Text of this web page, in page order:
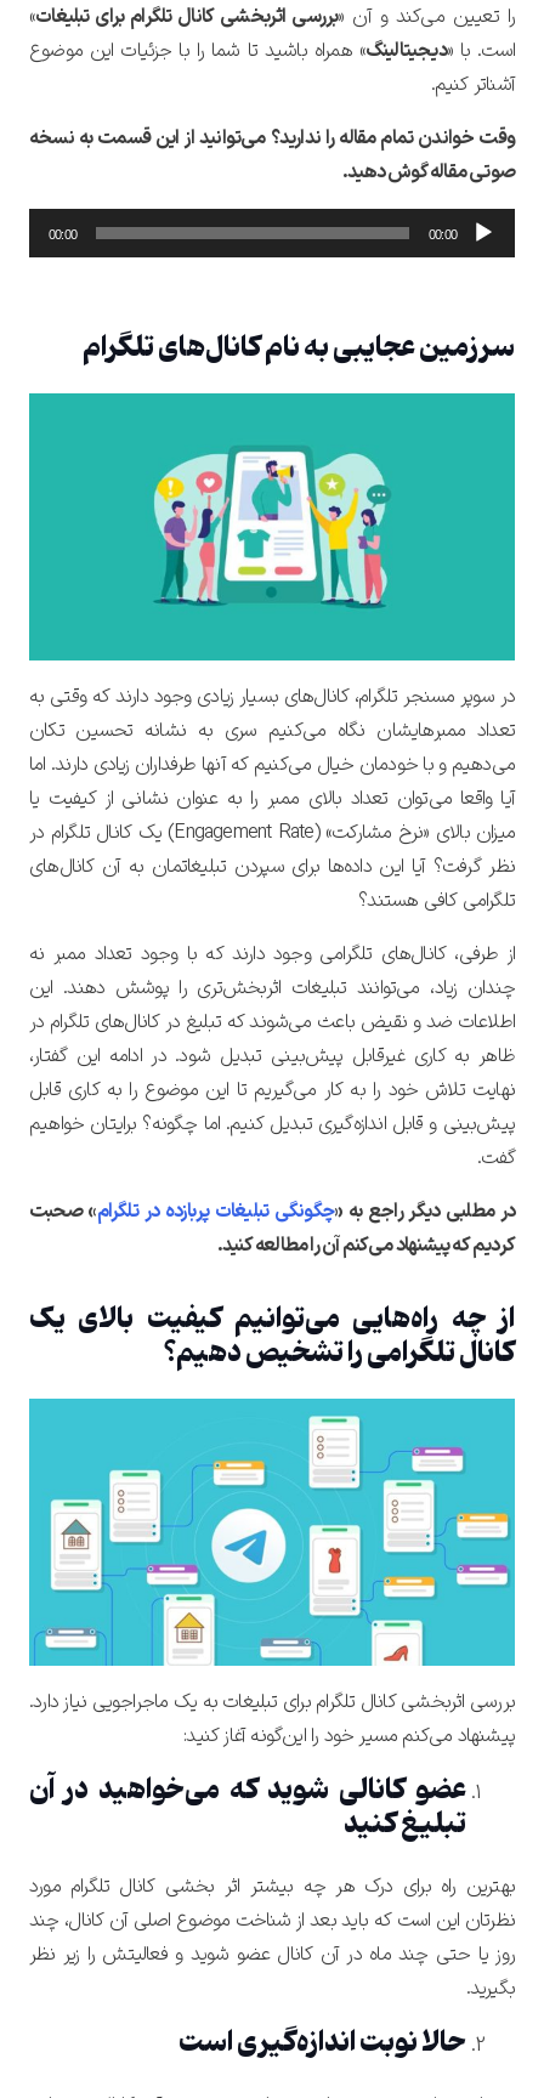
را تعیین می‌کند و آن «بررسی اثربخشی کانال تلگرام برای تبلیغات»
است. با «دیجیتالینگ» همراه باشید تا شما را با جزئیات این موضوع
آشناتر کنیم.
وقت خواندن تمام مقاله را ندارید؟ می‌توانید از این قسمت به نسخه
صوتی مقاله گوش دهید.
پخش‌کننده
صوت
00:00
00:00
سرزمین عجایبی به نام کانال‌های تلگرام
در سوپر مسنجر تلگرام، کانال‌های بسیار زیادی وجود دارند که وقتی به
تعداد ممبرهایشان نگاه می‌کنیم سری به نشانه تحسین تکان
می‌دهیم و با خودمان خیال می‌کنیم که آنها طرفداران زیادی دارند. اما
آیا واقعا می‌توان تعداد بالای ممبر را به عنوان نشانی از کیفیت یا
میزان بالای «نرخ مشارکت» (Engagement Rate) یک کانال تلگرام در
نظر گرفت؟ آیا این داده‌ها برای سپردن تبلیغاتمان به آن کانال‌های
تلگرامی کافی هستند؟
از طرفی، کانال‌های تلگرامی وجود دارند که با وجود تعداد ممبر نه
چندان زیاد، می‌توانند تبلیغات اثربخش‌تری را پوشش دهند. این
اطلاعات ضد و نقیض باعث می‌شوند که تبلیغ در کانال‌های تلگرام در
ظاهر به کاری غیرقابل پیش‌بینی تبدیل شود. در ادامه این گفتار،
نهایت تلاش خود را به کار می‌گیریم تا این موضوع را به کاری قابل
پیش‌بینی و قابل اندازه‌گیری تبدیل کنیم. اما چگونه؟ برایتان خواهیم
گفت.
در مطلبی دیگر راجع به «چگونگی تبلیغات پربازده در تلگرام» صحبت
کردیم که پیشنهاد می‌کنم آن را مطالعه کنید.
از چه راه‌هایی می‌توانیم کیفیت بالای یک
کانال تلگرامی را تشخیص دهیم؟
بررسی اثربخشی کانال تلگرام برای تبلیغات به یک ماجراجویی نیاز دارد.
پیشنهاد می‌کنم مسیر خود را این‌گونه آغاز کنید:
عضو کانالی شوید که می‌خواهید در آن
تبلیغ کنید
بهترین راه برای درک هر چه بیشتر اثر بخشی کانال تلگرام مورد
نظرتان این است که باید بعد از شناخت موضوع اصلی آن کانال، چند
روز یا حتی چند ماه در آن کانال عضو شوید و فعالیتش را زیر نظر
بگیرید.
حالا نوبت اندازه‌گیری است